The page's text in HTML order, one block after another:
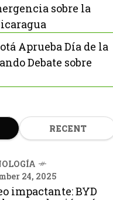
sobre la
Aprueba Día de la
Debate sobre
RECENT
24, 2025
impactante: BYD